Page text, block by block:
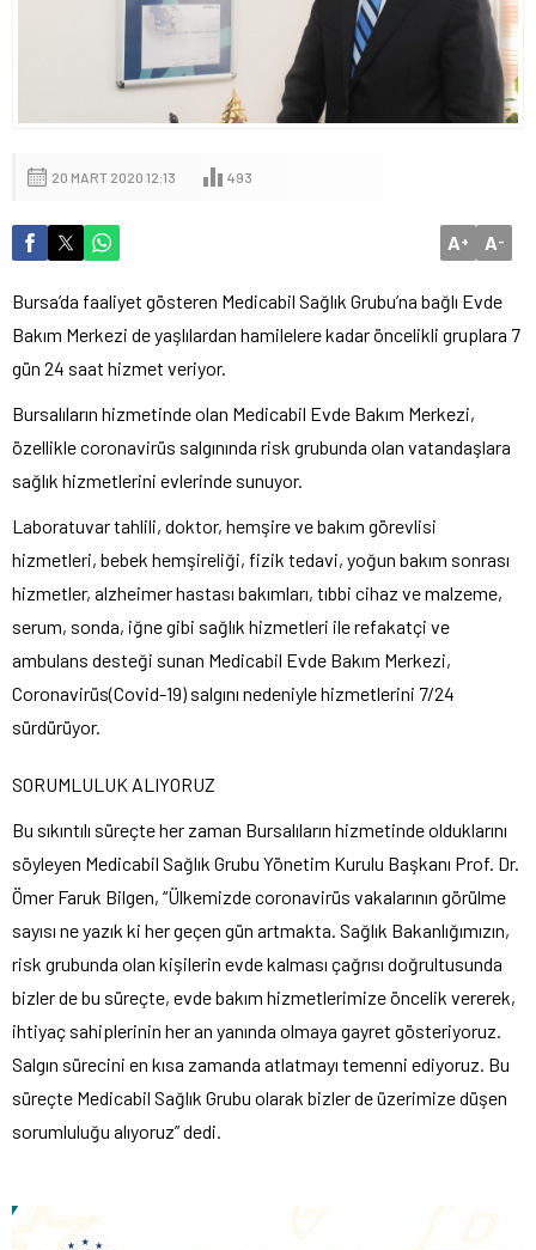
20 MART 2020 12:13 493
A+ A-
Bursa’da faaliyet gösteren Medicabil Sağlık Grubu’na bağlı Evde
Bakım Merkezi de yaşlılardan hamilelere kadar öncelikli gruplara 7
gün 24 saat hizmet veriyor.
Bursalıların hizmetinde olan Medicabil Evde Bakım Merkezi,
özellikle coronavirüs salgınında risk grubunda olan vatandaşlara
sağlık hizmetlerini evlerinde sunuyor.
Laboratuvar tahlili, doktor, hemşire ve bakım görevlisi
hizmetleri, bebek hemşireliği, fizik tedavi, yoğun bakım sonrası
hizmetler, alzheimer hastası bakımları, tıbbi cihaz ve malzeme,
serum, sonda, iğne gibi sağlık hizmetleri ile refakatçi ve
ambulans desteği sunan Medicabil Evde Bakım Merkezi,
Coronavirüs(Covid-19) salgını nedeniyle hizmetlerini 7/24
sürdürüyor.
SORUMLULUK ALIYORUZ
Bu sıkıntılı süreçte her zaman Bursalıların hizmetinde olduklarını
söyleyen Medicabil Sağlık Grubu Yönetim Kurulu Başkanı Prof. Dr.
Ömer Faruk Bilgen, “Ülkemizde coronavirüs vakalarının görülme
sayısı ne yazık ki her geçen gün artmakta. Sağlık Bakanlığımızın,
risk grubunda olan kişilerin evde kalması çağrısı doğrultusunda
bizler de bu süreçte, evde bakım hizmetlerimize öncelik vererek,
ihtiyaç sahiplerinin her an yanında olmaya gayret gösteriyoruz.
Salgın sürecini en kısa zamanda atlatmayı temenni ediyoruz. Bu
süreçte Medicabil Sağlık Grubu olarak bizler de üzerimize düşen
sorumluluğu alıyoruz” dedi.